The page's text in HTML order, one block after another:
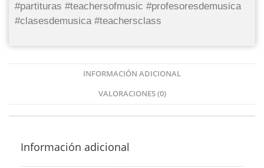
#partituras #teachersofmusic #profesoresdemusica
#clasesdemusica #teachersclass
INFORMACIÓN ADICIONAL
VALORACIONES (0)
Información adicional